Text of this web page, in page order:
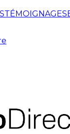
TÉMOIGNAGES